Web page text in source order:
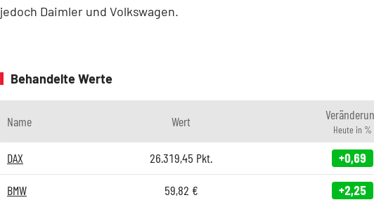
jedoch Daimler und Volkswagen.
Behandelte Werte
Name Wert
Heute in %
DAX 26.319,45 Pkt. +0,69
BMW 59,82 € +2,25